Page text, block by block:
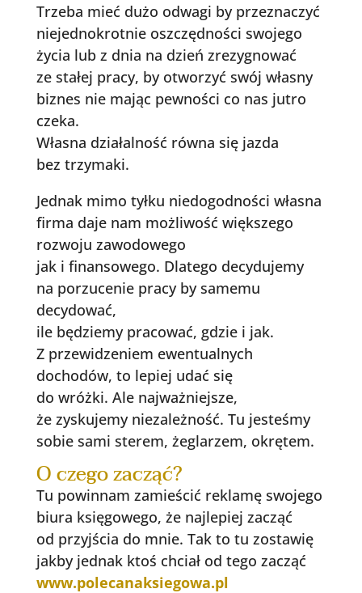
Trzeba mieć dużo odwagi by przeznaczyć
niejednokrotnie oszczędności swojego
życia lub z dnia na dzień zrezygnować
ze stałej pracy, by otworzyć swój własny
biznes nie mając pewności co nas jutro
czeka.
Własna działalność równa się jazda
bez trzymaki.
Jednak mimo tyłku niedogodności własna
firma daje nam możliwość większego
rozwoju zawodowego
jak i finansowego. Dlatego decydujemy
na porzucenie pracy by samemu
decydować,
ile będziemy pracować, gdzie i jak.
Z przewidzeniem ewentualnych
dochodów, to lepiej udać się
do wróżki. Ale najważniejsze,
że zyskujemy niezależność. Tu jesteśmy
sobie sami sterem, żeglarzem, okrętem.
O czego zacząć?
Tu powinnam zamieścić reklamę swojego
biura księgowego, że najlepiej zacząć
od przyjścia do mnie. Tak to tu zostawię
jakby jednak ktoś chciał od tego zacząć
www.polecanaksiegowa.pl